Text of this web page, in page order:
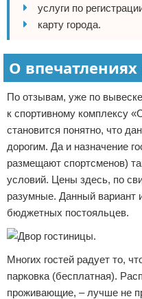
услуги по
карту города.
О впечатлениях
По отзывам, уже по
к спортивному комплексу
становится понятно, что
дорогим. Да и назначение
размещают спортсменов)
условий. Цены здесь, по
разумные. Данный вариант
бюджетных постояльцев.
Многих гостей радует то,
парковка (бесплатная).
проживающие, – лучше не